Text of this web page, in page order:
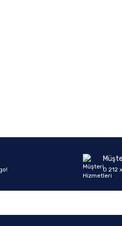
0 212